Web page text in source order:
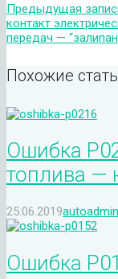
Предыдущая
контакт
передач —
Похожие
Ошибка
топлива —
25.06.2019autoadmin
Ошибка